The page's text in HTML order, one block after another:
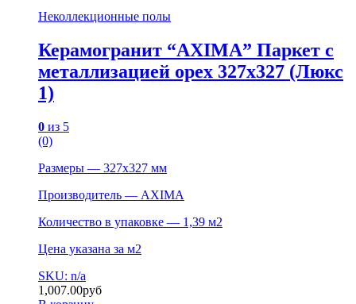
Неколлекционные полы
Керамогранит “AXIMA” Паркет с
металлизацией орех 327х327 (Люкс
1)
0 из 5
(0)
Размеры — 327х327 мм
Производитель — AXIMA
Количество в упаковке — 1,39 м2
Цена указана за м2
SKU: n/a
1,007.00руб